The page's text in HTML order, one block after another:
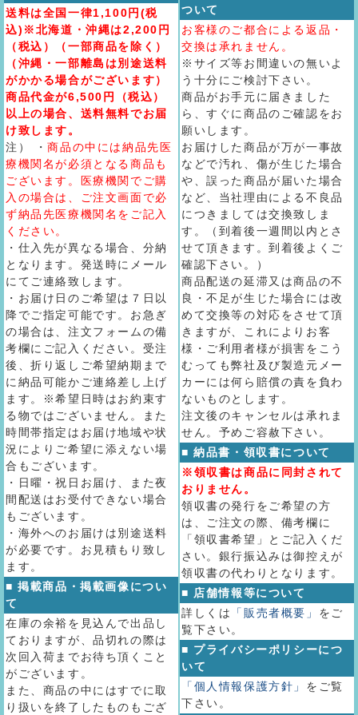
送料は全国一律1,100円(税
込)※北海道・沖縄は2,200円
（税込）（一部商品を除く）
（沖縄・一部離島は別途送料
がかかる場合がございます）
商品代金が6,500円（税込）
以上の場合、送料無料でお届
け致します。
注） ・商品の中には納品先医
療機関名が必須となる商品も
ございます。医療機関でご購
入の場合は、ご注文画面で必
ず納品先医療機関名をご記入
ください。
・仕入先が異なる場合、分納
となります。発送時にメール
にてご連絡致します。
・お届け日のご希望は７日以
降でご指定可能です。お急ぎ
の場合は、注文フォームの備
考欄にご記入ください。受注
後、折り返しご希望納期まで
に納品可能かご連絡差し上げ
ます。※希望日時はお約束す
る物ではございません。また
時間帯指定はお届け地域や状
況によりご希望に添えない場
合もございます。
・日曜・祝日お届け、また夜
間配送はお受付できない場合
もございます。
・海外へのお届けは別途送料
が必要です。お見積もり致し
ます。
■ 掲載商品・掲載画像につい
て
在庫の余裕を見込んで出品し
ておりますが、品切れの際は
次回入荷までお待ち頂くこと
がございます。
また、商品の中にはすでに取
り扱いを終了したものもござ
ついて
お客様のご都合による返品・
交換は承れません。
※サイズ等お間違いの無いよ
う十分にご検討下さい。
商品がお手元に届きました
ら、すぐに商品のご確認をお
願いします。
お届けした商品が万が一事故
などで汚れ、傷が生じた場合
や、誤った商品が届いた場合
など、当社理由による不良品
につきましては交換致しま
す。（到着後一週間以内とさ
せて頂きます。到着後よくご
確認下さい。）
商品配送の延滞又は商品の不
良・不足が生じた場合には改
めて交換等の対応をさせて頂
きますが、これによりお客
様・ご利用者様が損害をこう
むっても弊社及び製造元メー
カーには何ら賠償の責を負わ
ないものとします。
注文後のキャンセルは承れま
せん。予めご容赦下さい。
■ 納品書・領収書について
※領収書は商品に同封されて
おりません。
領収書の発行をご希望の方
は、ご注文の際、備考欄に
「領収書希望」とご記入くだ
さい。銀行振込みは御控えが
領収書の代わりとなります。
■ 店舗情報等について
詳しくは
「販売者概要」 をご
覧下さい。
■ プライバシーポリシーにつ
いて
「個人情報保護方針」 をご覧
下さい。